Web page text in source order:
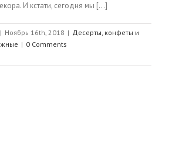
И кстати, сегодня мы [...]
| Ноябрь 16th, 2018 | Десерты, конфеты и
| 0 Comments